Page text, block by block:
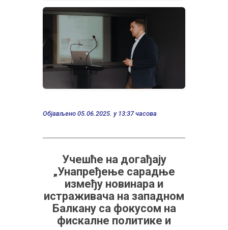
Објављено 05.06.2025. у 13:37 часова
Учешће на догађају
„Унапређење сарадње
између новинара и
истраживача на западном
Балкану са фокусом на
фискалне политике и